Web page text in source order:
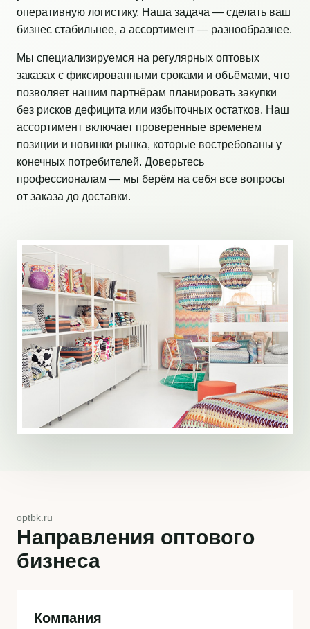
оперативную логистику. Наша задача — сделать ваш
бизнес стабильнее, а ассортимент — разнообразнее.
Мы специализируемся на регулярных оптовых
заказах с фиксированными сроками и объёмами, что
позволяет нашим партнёрам планировать закупки
без рисков дефицита или избыточных остатков. Наш
ассортимент включает проверенные временем
позиции и новинки рынка, которые востребованы у
конечных потребителей. Доверьтесь
профессионалам — мы берём на себя все вопросы
от заказа до доставки.
optbk.ru
Направления оптового
бизнеса
Компания